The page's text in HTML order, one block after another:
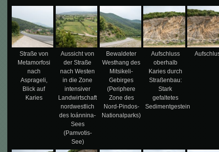
Straße von
Metamorfosi
nach
Asprageli,
Blick auf
Karies
Aussicht von
der Straße
nach Westen
in die Zone
intensiver
Landwirtschaft
nordwestlich
des Ioánnina-
Sees
(Pamvotis-
See)
Bewaldeter
Westhang des
Mitsikeli-
Gebirges
(Periphere
Zone des
Nord-Pindos-
Nationalparks)
Aufschluss
oberhalb
Karies durch
Straßenbau:
Stark
gefaltetes
Sedimentgestein